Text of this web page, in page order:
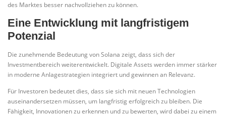
des Marktes besser nachvollziehen zu können.
Eine Entwicklung mit langfristigem
Potenzial
Die zunehmende Bedeutung von Solana zeigt, dass sich der
Investmentbereich weiterentwickelt. Digitale Assets werden immer stärker
in moderne Anlagestrategien integriert und gewinnen an Relevanz.
Für Investoren bedeutet dies, dass sie sich mit neuen Technologien
auseinandersetzen müssen, um langfristig erfolgreich zu bleiben. Die
Fähigkeit, Innovationen zu erkennen und zu bewerten, wird dabei zu einem